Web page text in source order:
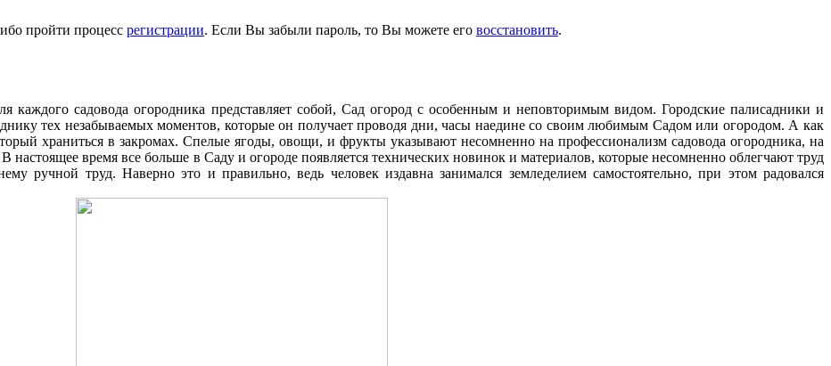
пройти процесс регистрации. Если Вы забыли пароль, то Вы можете его восстановить.
каждого садовода огородника представляет собой, Cад огород с особенным и неповторимым видом. Городские палисадники и
тех незабываемых моментов, которые он получает проводя дни, часы наедине со своим любимым Cадом или огородом. А как
храниться в закромах. Спелые ягоды, овощи, и фрукты указывают несомненно на профессионализм садовода огородника, на
время все больше в Cаду и огороде появляется технических новинок и материалов, которые несомненно облегчают труд
ручной труд. Наверно это и правильно, ведь человек издавна занимался земледелием самостоятельно, при этом радовался